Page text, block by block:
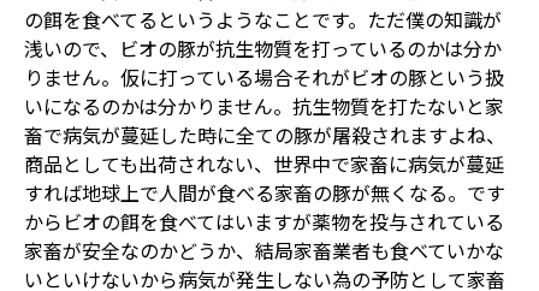
の餌を食べてるというようなことです。ただ僕の知識が
浅いので、ビオの豚が抗生物質を打っているのかは分か
りません。仮に打っている場合それがビオの豚という扱
いになるのかは分かりません。抗生物質を打たないと家
畜で病気が蔓延した時に全ての豚が屠殺されますよね、
商品としても出荷されない、世界中で家畜に病気が蔓延
すれば地球上で人間が食べる家畜の豚が無くなる。です
からビオの餌を食べてはいますが薬物を投与されている
家畜が安全なのかどうか、結局家畜業者も食べていかな
いといけないから病気が発生しない為の予防として家畜